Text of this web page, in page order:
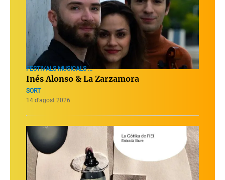
FESTIVALS MUSICALS ...
Inés Alonso & La Zarzamora
SORT
14 d’agost 2026